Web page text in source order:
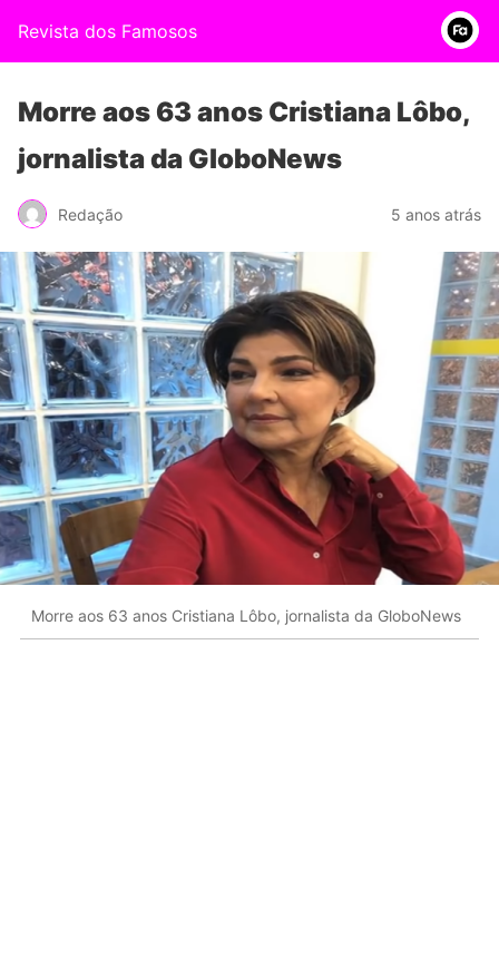
Revista dos Famosos
Morre aos 63 anos Cristiana Lôbo,
jornalista da GloboNews
Redação 5 anos atrás
Morre aos 63 anos Cristiana Lôbo, jornalista da GloboNews